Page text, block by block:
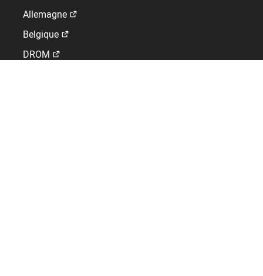
Allemagne
Belgique
DROM